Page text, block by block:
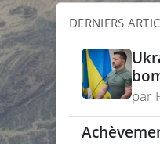
DERNIERS
par